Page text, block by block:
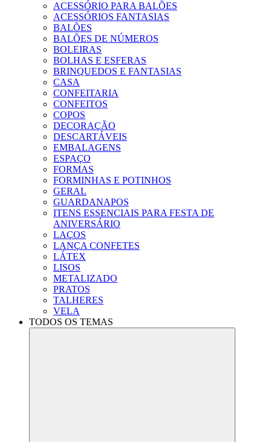
ACESSÓRIO PARA BALÕES
ACESSÓRIOS FANTASIAS
BALÕES
BALÕES DE NÚMEROS
BOLEIRAS
BOLHAS E ESFERAS
BRINQUEDOS E FANTASIAS
CASA
CONFEITARIA
CONFEITOS
COPOS
DECORAÇÃO
DESCARTÁVEIS
EMBALAGENS
ESPAÇO
FORMAS
FORMINHAS E POTINHOS
GERAL
GUARDANAPOS
ITENS ESSENCIAIS PARA FESTA DE
ANIVERSÁRIO
LAÇOS
LANÇA CONFETES
LÁTEX
LISOS
METALIZADO
PRATOS
TALHERES
VELA
TODOS OS TEMAS